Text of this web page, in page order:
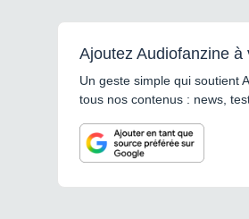
Ajoutez Audiofanzine
Un geste simple qui soutient
tous nos contenus : news,